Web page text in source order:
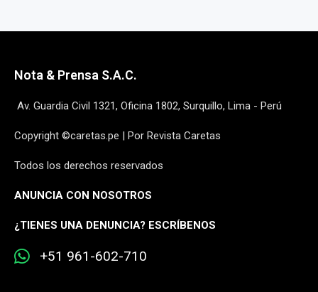
Nota & Prensa S.A.C.
Av. Guardia Civil 1321, Oficina 1802, Surquillo, Lima - Perú
Copyright ©caretas.pe | Por Revista Caretas
Todos los derechos reservados
ANUNCIA CON NOSOTROS
¿TIENES UNA DENUNCIA? ESCRÍBENOS
+51 961-602-710